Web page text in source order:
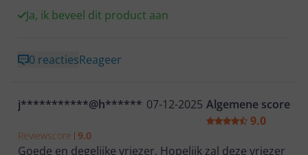
Ja, ik beveel dit product aan
0 reactiesReageer
j***********@h****** 07-12-2025 Algemene score
9.0
Reviewscore 9.0
Goede en degelijke vriezer. Hopelijk zal deze vriezer